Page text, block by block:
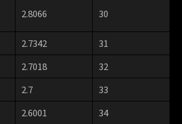
2.8066 30
2.7342
31
2.7018
32
2.7
33
2.6001 34